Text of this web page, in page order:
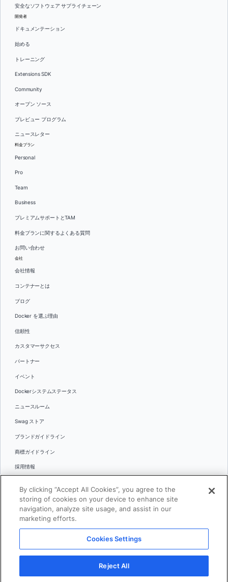
安全なソフトウェア サプライチェーン
開発者
ドキュメンテーション
始める
トレーニング
Extensions SDK
Community
オープン ソース
プレビュー プログラム
ニュースレター
料金プラン
Personal
Pro
Team
Business
プレミアムサポートとTAM
料金プランに関するよくある質問
お問い合わせ
会社
会社情報
コンテナーとは
ブログ
Docker を選ぶ理由
信頼性
カスタマーサクセス
パートナー
イベント
Dockerシステムステータス
ニュースルーム
Swag ストア
ブランドガイドライン
商標ガイドライン
採用情報
言語
日本語
© 2026 Docker Inc.全著作権所有
利用規約(英語)
プライバシー
By clicking “Accept All Cookies”, you agree to the
storing of cookies on your device to enhance site
navigation, analyze site usage, and assist in our
marketing efforts.
Cookies Settings
Reject All